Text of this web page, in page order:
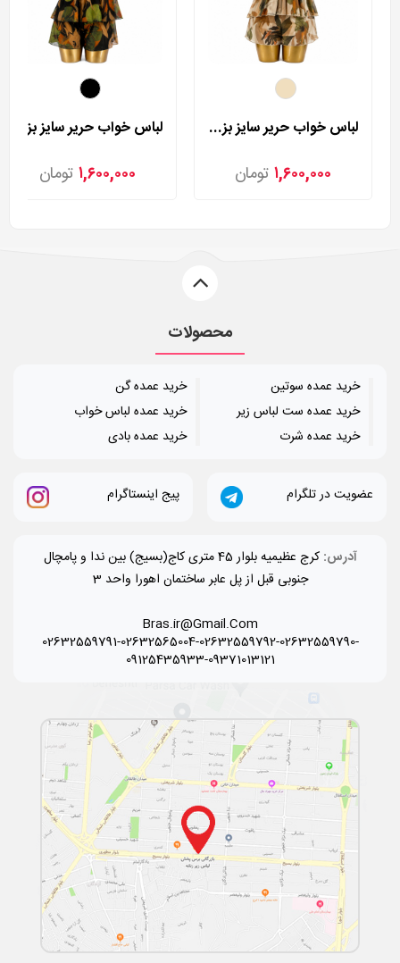
لباس خواب حریر سایز بزرگ لورنزا مدل 27981
۱,۶۰۰,۰۰۰ تومان ۱,۶۰۰,۰۰۰ تومان
محصولات
خرید عمده سوتین
خرید عمده ست لباس زیر
خرید عمده شرت
خرید عمده گن
خرید عمده لباس خواب
خرید عمده بادی
عضویت در تلگرام پیج اینستاگرام
آدرس:
کرج عظیمیه بلوار 45 متری کاج(بسیج) بین ندا و پامچال
جنوبی قبل از پل عابر ساختمان اهورا واحد 3
Bras.ir@Gmail.Com
02632559791-02632565004-02632559792-02632559790-
09125435933-09371013121